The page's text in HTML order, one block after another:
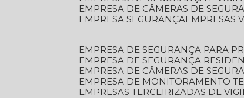
EMPRESA DE CÂMERAS DE
EMPRESA SEGURANÇA
EMPRESAS
EMPRESA DE SEGURANÇA PARA
EMPRESA DE SEGURANÇA
EMPRESA DE CÂMERAS DE
EMPRESA DE MONITORAMENTO
EMPRESAS TERCEIRIZADAS DE